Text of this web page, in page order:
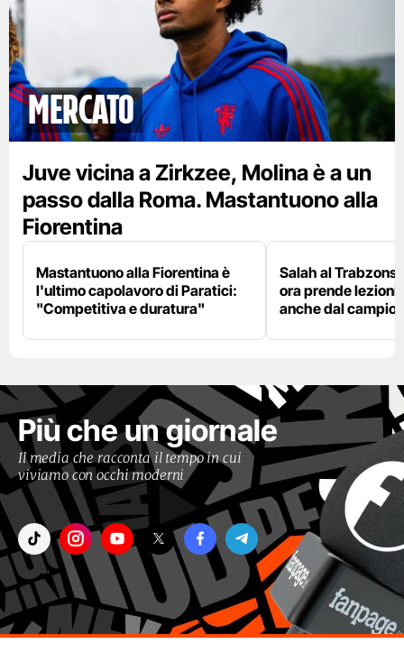
mercato
Juve vicina a Zirkzee, Molina è a un
passo dalla Roma. Mastantuono alla
Fiorentina
Mastantuono alla Fiorentina è
l'ultimo capolavoro di Paratici:
"Competitiva e duratura"
Salah al
ora prende lezioni
anche dal
Più che un giornale
Il media che racconta il tempo in cui
viviamo con occhi moderni